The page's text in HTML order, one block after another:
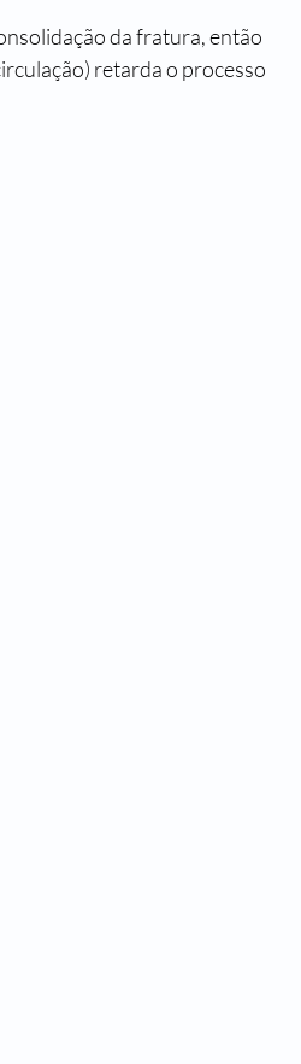
da fratura, então
retarda o processo